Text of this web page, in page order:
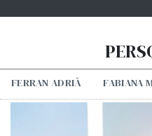
FERRAN ADRIÀ FABIANA